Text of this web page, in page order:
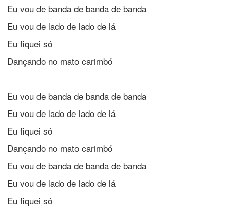
Eu vou de banda de banda de banda
Eu vou de lado de lado de lá
Eu fiquei só
Dançando no mato carimbó
Eu vou de banda de banda de banda
Eu vou de lado de lado de lá
Eu fiquei só
Dançando no mato carimbó
Eu vou de banda de banda de banda
Eu vou de lado de lado de lá
Eu fiquei só